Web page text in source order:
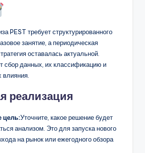
PEST требует структурированного
занятие, а периодическая
оставалась актуальной.
сбор данных, их классификацию и
влияния.
реализация
цель:Уточните, какое решение будет
анализом. Это для запуска нового
на рынок или ежегодного обзора